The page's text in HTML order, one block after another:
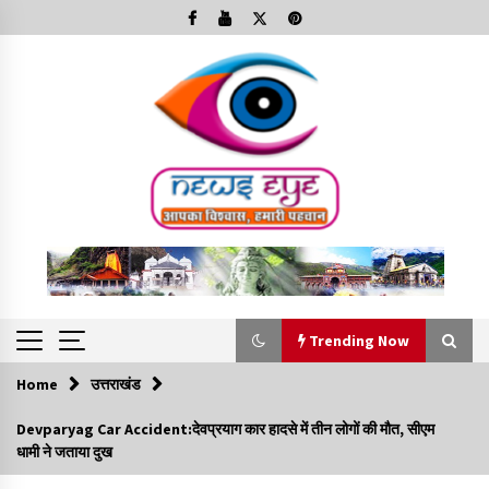
to
Trending Now
Trending Now
कार्यक्रम में शामिल हुए सीएम,आधुनिक मदरसों का नाम अब्दुल कलाम के नाम
Home उत्तराखंड
Devparyag Car Accident:देवप्रयाग कार हादसे में तीन लोगों की मौत, सीएम
धामी ने जताया दुख